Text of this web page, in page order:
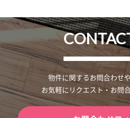
物件に関するお問合わせ
お気軽にリクエスト・お問